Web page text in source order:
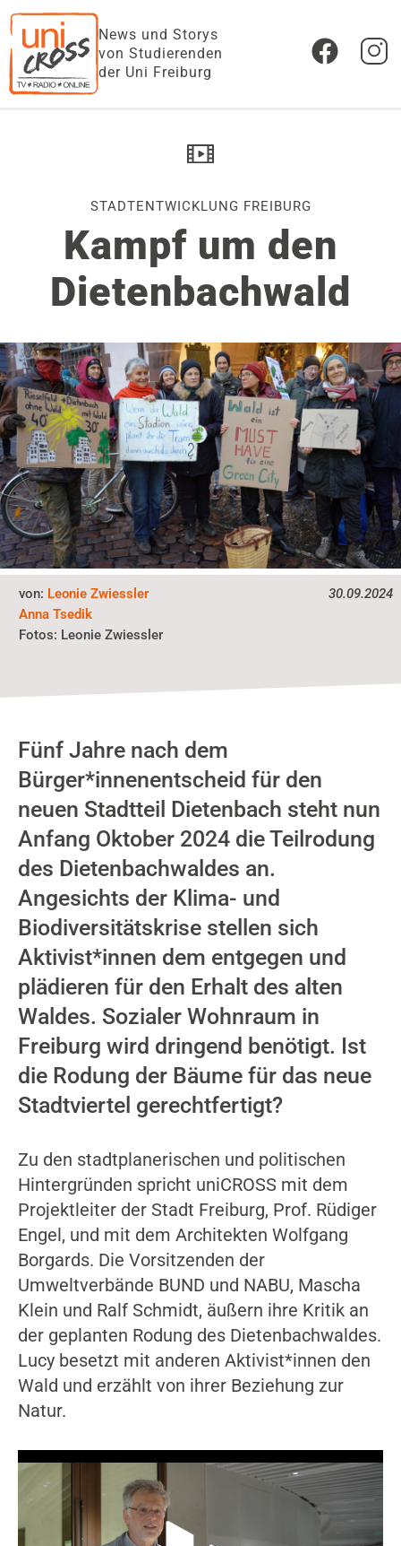
News und Storys
von Studierenden
der Uni Freiburg
STADTENTWICKLUNG FREIBURG
Kampf um den
Dietenbachwald
30.09.2024
von: Leonie Zwiessler
Anna Tsedik
Fotos: Leonie Zwiessler
Fünf Jahre nach dem
Bürger*innenentscheid für den
neuen Stadtteil Dietenbach steht nun
Anfang Oktober 2024 die Teilrodung
des Dietenbachwaldes an.
Angesichts der Klima- und
Biodiversitätskrise stellen sich
Aktivist*innen dem entgegen und
plädieren für den Erhalt des alten
Waldes. Sozialer Wohnraum in
Freiburg wird dringend benötigt. Ist
die Rodung der Bäume für das neue
Stadtviertel gerechtfertigt?
Zu den stadtplanerischen und politischen
Hintergründen spricht uniCROSS mit dem
Projektleiter der Stadt Freiburg, Prof. Rüdiger
Engel, und mit dem Architekten Wolfgang
Borgards. Die Vorsitzenden der
Umweltverbände BUND und NABU, Mascha
Klein und Ralf Schmidt, äußern ihre Kritik an
der geplanten Rodung des Dietenbachwaldes.
Lucy besetzt mit anderen Aktivist*innen den
Wald und erzählt von ihrer Beziehung zur
Natur.
Video-Player überspringen